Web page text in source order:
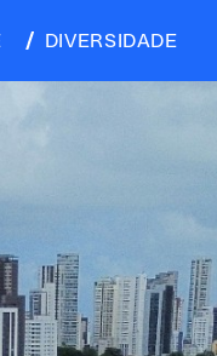
DIVERSIDADE